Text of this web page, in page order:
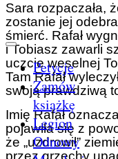
Petycje
Zamów
książkę
Legion
Odnowy
Sara rozpaczała,
zostanie jej
śmierć. Rafał
i Tobiasz zawarli
uczcie weselnej
Tam Rafał
swoją prawdziwą
Imię Rafał
pojawiła się z
że „uzdrowił”